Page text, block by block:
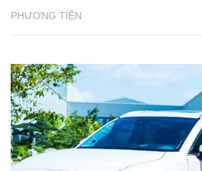
PHƯƠNG TIỆN